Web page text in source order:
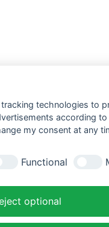
technologies to
according
my consent at any
Functional
optional